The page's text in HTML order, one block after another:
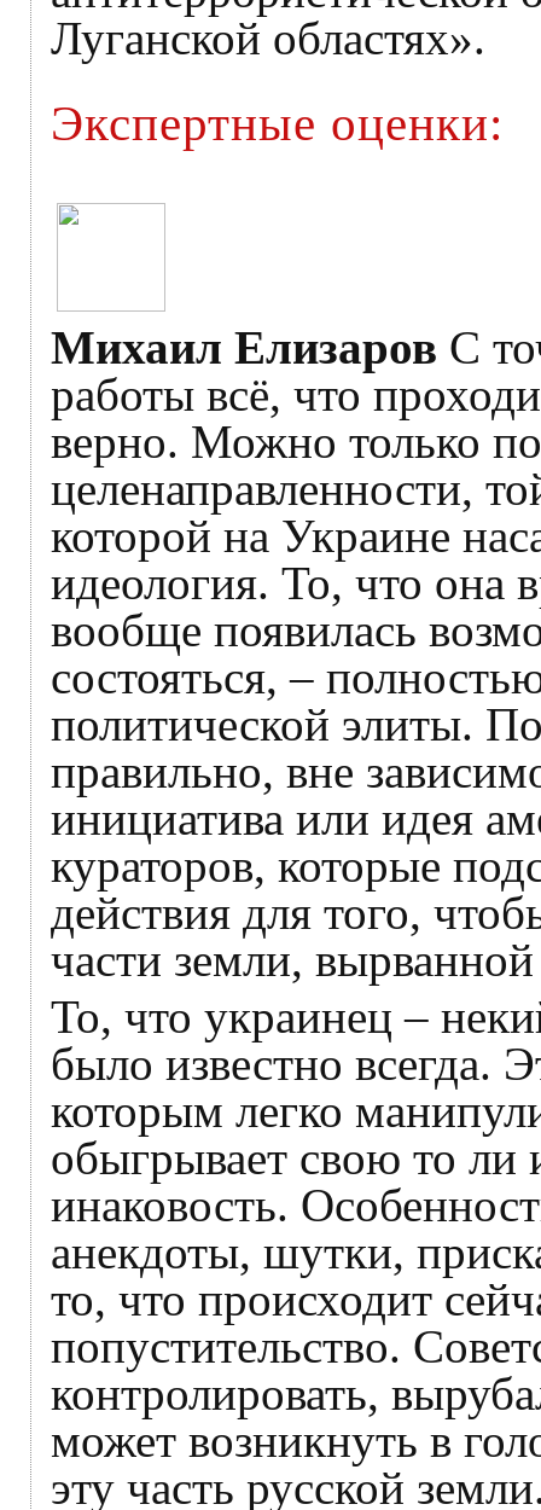
Луганской областях».
Экспертные оценки:
Михаил Елизаров С
работы всё, что
верно. Можно только
целенаправленности,
которой на Украине
идеология. То, что она
вообще появилась
состояться, –
политической элиты.
правильно, вне
инициатива или идея
кураторов, которые
действия для того,
части земли,
То, что украинец –
было известно всегда.
которым легко
обыгрывает свою то ли
инаковость.
анекдоты, шутки,
то, что происходит
попустительство.
контролировать,
может возникнуть в
эту часть русской